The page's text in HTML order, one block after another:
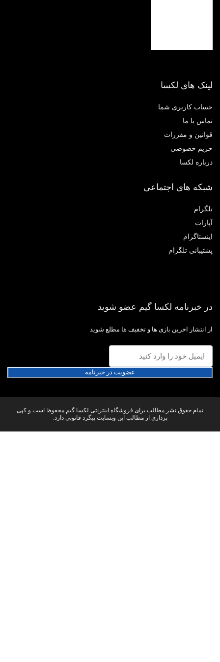
های لکسا
کاربری شما
با ما
و مقررات
خصوصی
لکسا
های اجتماعی
تلگرام
خبرنامه لکسا گیم عضو شوید
انتشار اخرین بازی ها و تخفیف ها مطلع شوید
عضویت در خبرنامه
تمام حقوق نشر مطالب برای فروشگاه اینترنتی لکسا گیم محفوظ است و کپی
برداری از مطالب این وبسایت پیگرد قانونی دارد.